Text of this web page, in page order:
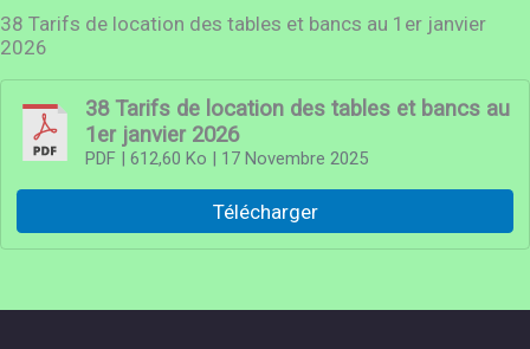
38 Tarifs de location des tables et bancs au 1er janvier
2026
38 Tarifs de location des tables et bancs au
1er janvier 2026
PDF| 612,60 Ko | 17 Novembre 2025
Télécharger